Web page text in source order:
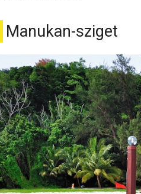
Manukan-sziget